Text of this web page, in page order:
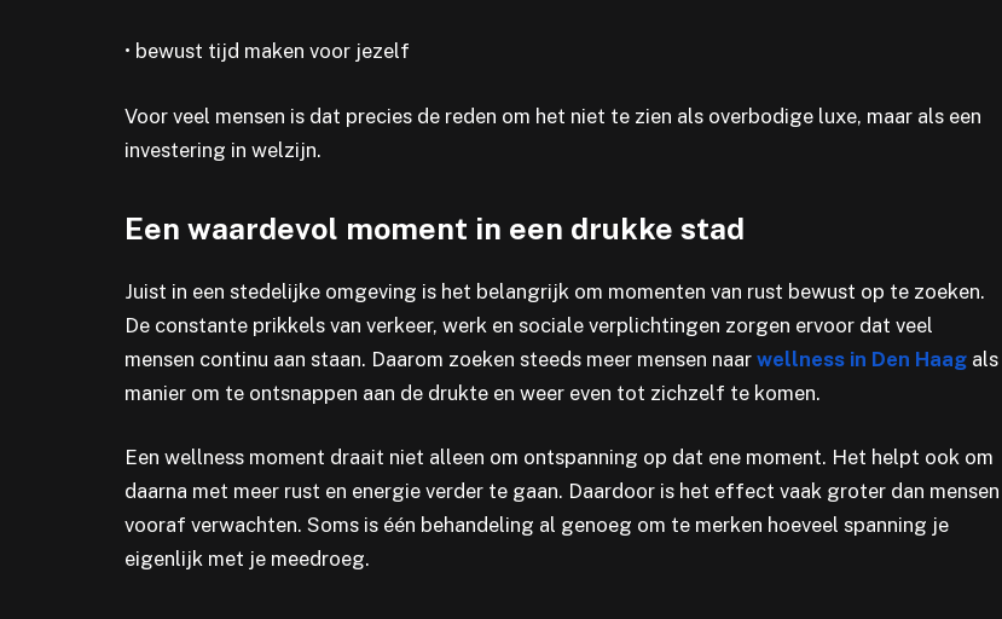
• bewust tijd maken voor jezelf
Voor veel mensen is dat precies de reden om het niet te zien als overbodige luxe, maar als een
investering in welzijn.
Een waardevol moment in een drukke stad
Juist in een stedelijke omgeving is het belangrijk om momenten van rust bewust op te zoeken.
De constante prikkels van verkeer, werk en sociale verplichtingen zorgen ervoor dat veel
mensen continu aan staan. Daarom zoeken steeds meer mensen naar wellness in Den Haag als
manier om te ontsnappen aan de drukte en weer even tot zichzelf te komen.
Een wellness moment draait niet alleen om ontspanning op dat ene moment. Het helpt ook om
daarna met meer rust en energie verder te gaan. Daardoor is het effect vaak groter dan mensen
vooraf verwachten. Soms is één behandeling al genoeg om te merken hoeveel spanning je
eigenlijk met je meedroeg.